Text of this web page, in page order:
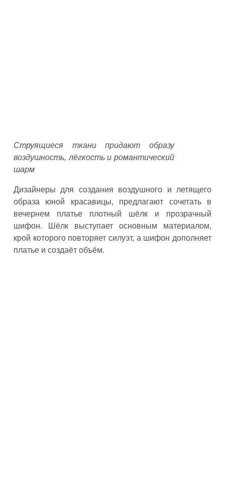
Струящиеся ткани придают образу
воздушность, лёгкость и романтический
шарм
Дизайнеры для создания воздушного и летящего
образа юной красавицы, предлагают сочетать в
вечернем платье плотный шёлк и прозрачный
шифон. Шёлк выступает основным материалом,
крой которого повторяет силуэт, а шифон дополняет
платье и создаёт объём.